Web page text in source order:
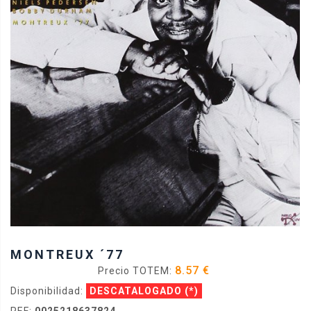
MONTREUX ´77
Precio TOTEM: 8.57 €
Disponibilidad: DESCATALOGADO (*)